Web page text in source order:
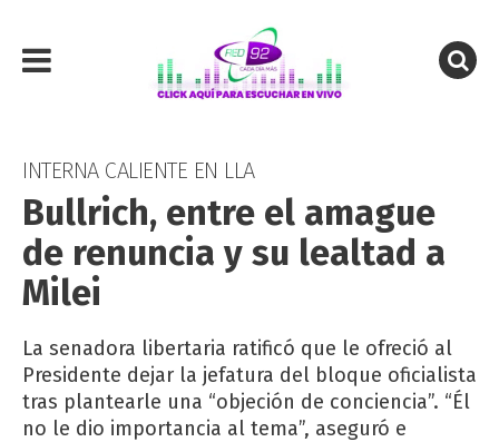
INTERNA CALIENTE EN LLA
Bullrich, entre el amague
de renuncia y su lealtad a
Milei
La senadora libertaria ratificó que le ofreció al
Presidente dejar la jefatura del bloque oficialista
tras plantearle una “objeción de conciencia”. “Él
no le dio importancia al tema”, aseguró e